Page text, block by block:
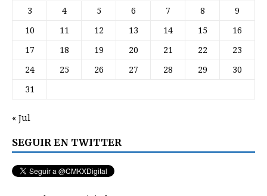
3 4 5 6 7 8 9
10 11 12 13 14 15 16
17 18 19 20 21 22 23
24 25 26 27 28 29 30
31
« Jul
SEGUIR EN TWITTER